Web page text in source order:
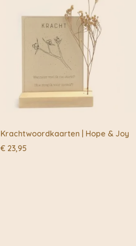
Krachtwoordkaarten | Hope & Joy
€ 23,95